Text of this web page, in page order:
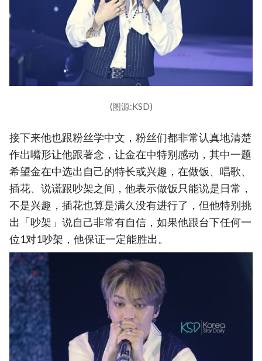
(图源:KSD)
接下来他也跟粉丝学中文，粉丝们都非常认真地清楚
作出嘴形让他跟著念，让金在中特别感动，其中一题
希望金在中选出自己的特长或兴趣，在做饭、唱歌、
插花、说谎跟吵架之间，他表示做饭只能说是日常，
不是兴趣，插花也算是满久没有进行了，但他特别挑
出「吵架」说自己非常有自信，如果他跟台下任何一
位1对1吵架，他保证一定能胜出。